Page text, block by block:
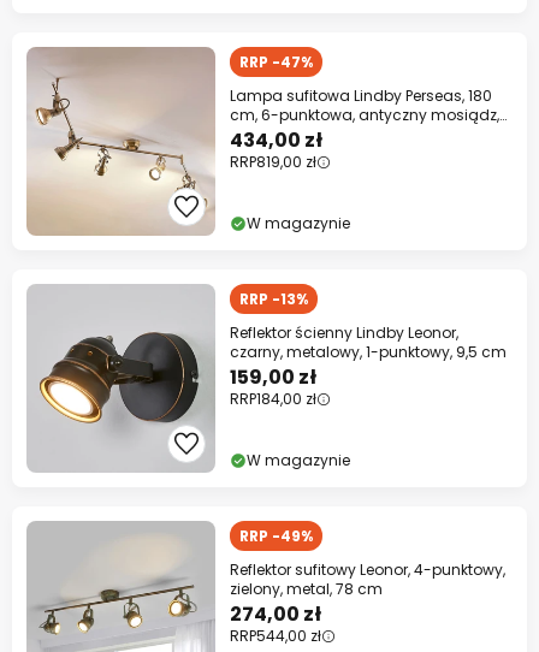
RRP -47%
Lampa sufitowa Lindby Perseas, 180
cm, 6-punktowa, antyczny mosiądz,
GU10
434,00 zł
RRP819,00 zł
W magazynie
RRP -13%
Reflektor ścienny Lindby Leonor,
czarny, metalowy, 1-punktowy, 9,5 cm
159,00 zł
RRP184,00 zł
W magazynie
RRP -49%
Reflektor sufitowy Leonor, 4-punktowy,
zielony, metal, 78 cm
274,00 zł
RRP544,00 zł